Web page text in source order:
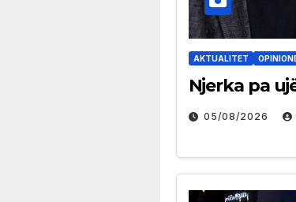
AKTUALITET
Njerka pa
05/08/2026